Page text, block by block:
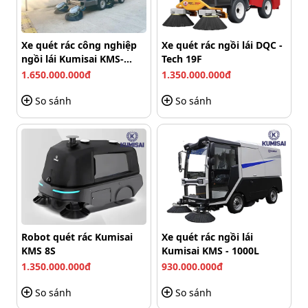
sản xuất theo công nghệ tân tiến, trải qua kiểm định
nghiêm ngặt về chất lượng trước khi đưa ra thị trường.
Xe quét rác công nghiệp
ngồi lái Kumisai KMS-
2000-M (Pin Lithium)
1.650.000.000đ
So sánh
Xe quét rác ngồi lái DQC -
Tech 19F
1.350.000.000đ
So sánh
Robot quét rác Kumisai
KMS 8S
1.350.000.000đ
So sánh
Xe quét rác ngồi lái
Kumisai KMS - 1000L
930.000.000đ
So sánh